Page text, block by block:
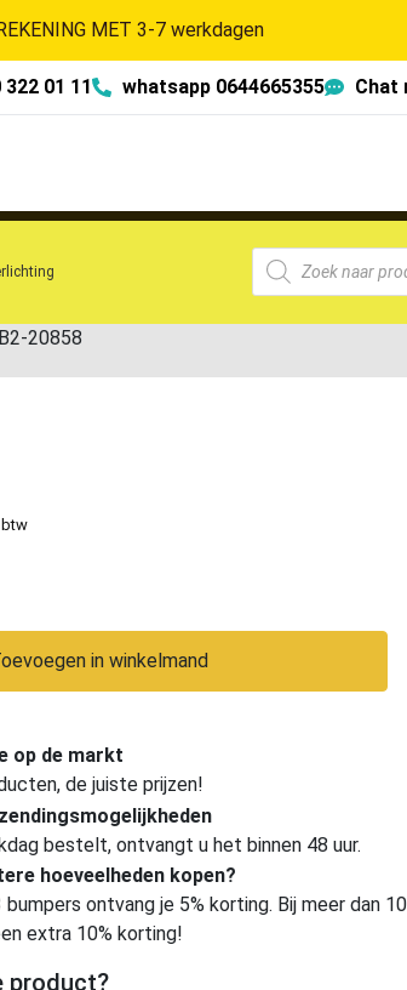
MET 3-7 werkdagen
322 01 11 whatsapp 0644665355 Chat
20858
in winkelmand
op de markt
de juiste prijzen!
bestelt, ontvangt u het binnen 48 uur.
hoeveelheden kopen?
bumpers ontvang je 5% korting. Bij meer dan
extra 10% korting!
product?